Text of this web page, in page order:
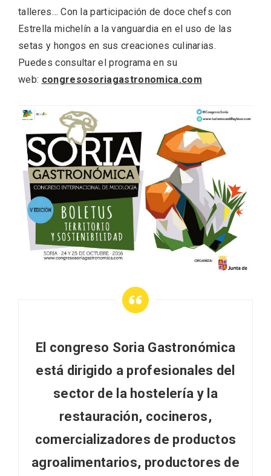
talleres… Con la participación de doce chefs con
Estrella michelín a la vanguardia en el uso de las
setas y hongos en sus creaciones culinarias.
Puedes consultar el programa en su
web: congresosoriagastronomica.com
El congreso Soria Gastronómica
está dirigido a profesionales del
sector de la hostelería y la
restauración, cocineros,
comercializadores de productos
agroalimentarios, productores de
Velay, una imagen renovada para el
vermouth de Valladolid
segoviana